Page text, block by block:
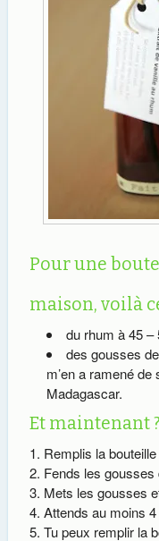
Pour une
maison, voilà
du rhum à 45 –
des gousses
m’en a ramené
Madagascar.
Et maintenant ?
Remplis la
Fends les gousses
Mets les gousses
Attends au moins
Tu peux remplir la